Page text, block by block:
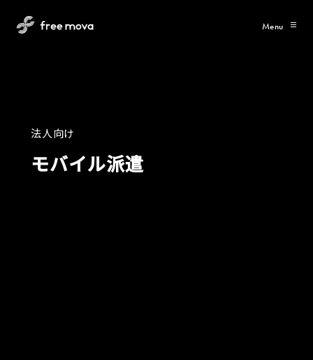
Menu
法人向け
モバイル派遣